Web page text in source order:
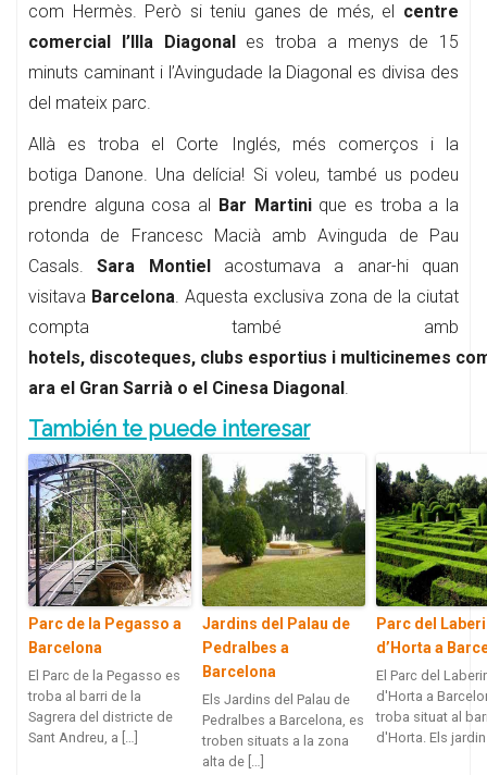
com Hermès. Però si teniu ganes de més, el centre
comercial l’Illa Diagonales troba a menys de 15
minuts caminant i l’Avingudade la Diagonal es divisa des
del mateix parc.
Allà es troba el Corte Inglés, més comerços i la
botiga Danone. Una delícia! Si voleu, també us podeu
prendre alguna cosa al Bar Martinique es troba a la
rotonda de Francesc Macià amb Avinguda de Pau
Casals.Sara Montielacostumava a anar-hi quan
visitava Barcelona. Aquesta exclusiva zona de la ciutat
compta també amb
hotels, discoteques, clubs esportius i multicinemes
ara el Gran Sarrià o el Cinesa Diagonal.
También te puede interesar
Parc de la Pegasso a
Barcelona
El Parc de la Pegasso es
troba al barri de la
Sagrera del districte de
Sant Andreu, a […]
Jardins del Palau de
Pedralbes a
Barcelona
Els Jardins del Palau de
Pedralbes a Barcelona, es
troben situats a la zona
alta de […]
Parc del
d’Horta a
El Parc del
d'Horta a
troba situat al
d'Horta. Els